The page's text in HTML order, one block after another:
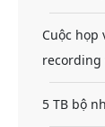
Cuộc
recording
5 TB bộ